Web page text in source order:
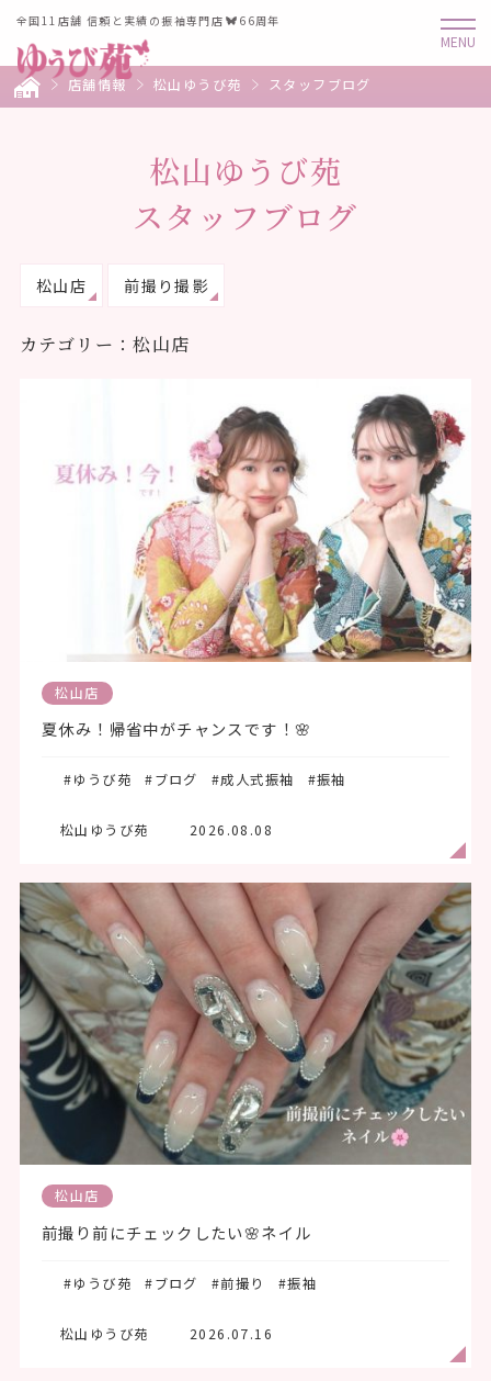
全国11店舗 信頼と実績の振袖専門店 66周年
店舗情報 松山ゆうび苑 スタッフブログ
松山ゆうび苑
スタッフブログ
松山店 前撮り撮影
カテゴリー：松山店
松山店
夏休み！帰省中がチャンスです！🌸
#ゆうび苑 #ブログ #成人式振袖 #振袖
松山ゆうび苑 2026.08.08
松山店
前撮り前にチェックしたい🌸ネイル
#ゆうび苑 #ブログ #前撮り #振袖
松山ゆうび苑 2026.07.16